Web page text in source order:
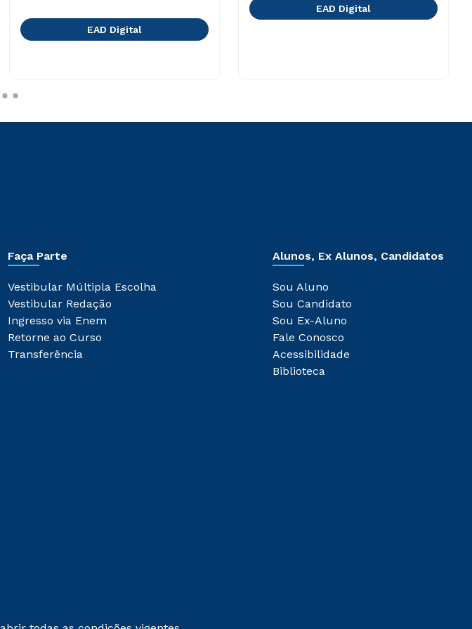
EAD Digital
EAD Digital
Faça Parte
Vestibular Múltipla Escolha
Vestibular Redação
Ingresso via Enem
Retorne ao Curso
Transferência
Alunos, Ex Alunos, Candidatos
Sou Aluno
Sou Candidato
Sou Ex-Aluno
Fale Conosco
Acessibilidade
Biblioteca